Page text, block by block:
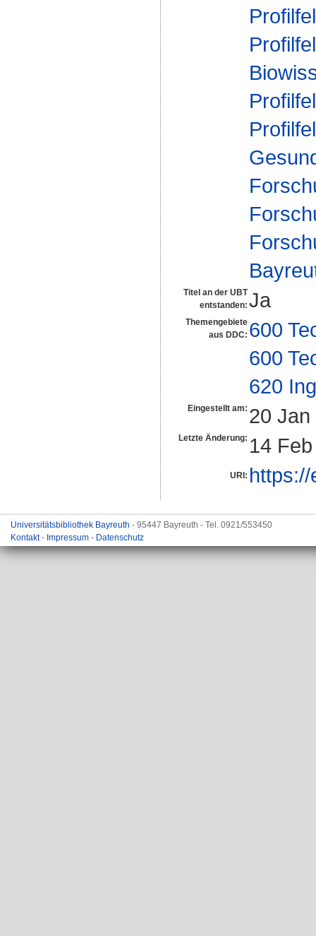
Titel an der UBT
entstanden: Ja
Themengebiete
aus DDC: 600
600
620
Eingestellt am: 20 Jan
Letzte Änderung: 14
URI:
Universitätsbibliothek Bayreuth - 95447 Bayreuth - Tel. 0921/553450
Kontakt- Impressum - Datenschutz